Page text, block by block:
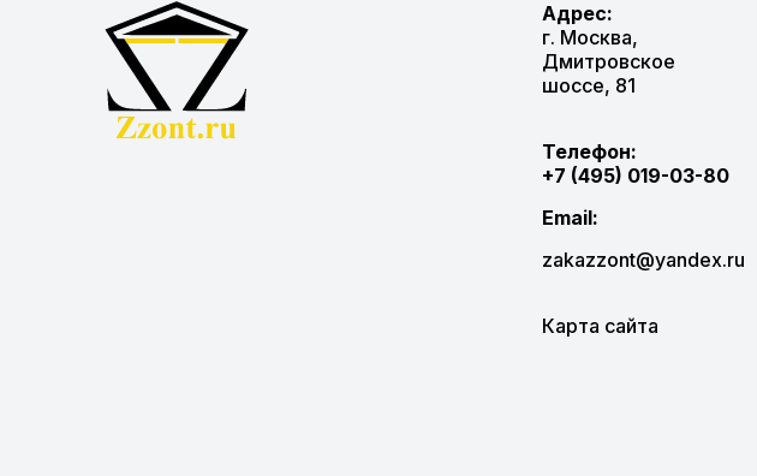
Адрес:
г. Москва,
Дмитровское
шоссе, 81
Телефон:
+7 (495) 019-03-80
Email:
zakazzont@yandex.ru
Карта сайта